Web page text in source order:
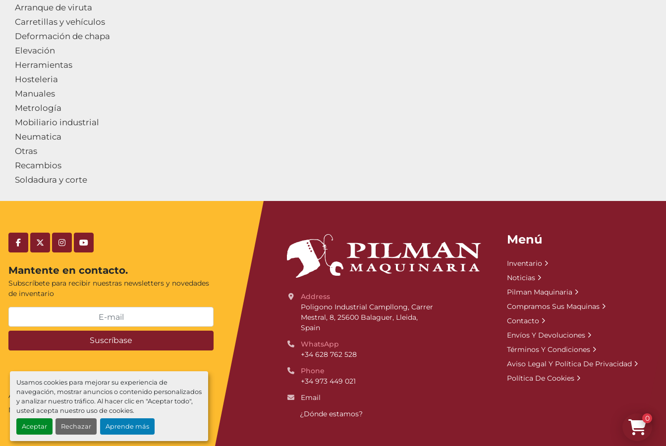
Usamos cookies para mejorar su experiencia de
navegación, mostrar anuncios o contenido personalizados
y analizar nuestro tráfico. Al hacer clic en "Aceptar todo",
usted acepta nuestro uso de cookies.
Aceptar Rechazar Aprende más
Arranque de viruta
Carretillas y vehículos
Deformación de chapa
Elevación
Herramientas
Hosteleria
Manuales
Metrología
Mobiliario industrial
Neumatica
Otras
Recambios
Soldadura y corte
facebooktwitterinstagramyoutube
Mantente en contacto.
Subscríbete para recibir nuestras newsletters y novedades
de inventario
Suscríbase
Administrar cookies
Machinio Systemsitio web deMachinio
Address
Poligono Industrial Campllong, Carrer
Mestral, 8, 25600 Balaguer, Lleida,
Spain
WhatsApp
+34 628 762 528
Phone
+34 973 449 021
Email
¿Dónde estamos?
Menú
Inventario
Noticias
Pilman Maquinaria
Compramos Sus Maquinas
Contacto
Envíos Y Devoluciones
Términos Y Condiciones
Aviso Legal Y Política De Privacidad
Política De Cookies
0